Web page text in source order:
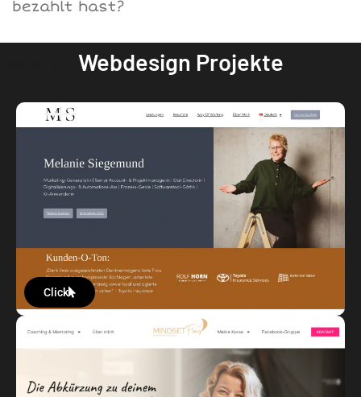
bezahlt hast?
Webdesign Agentur Augsburg
Webdesign Projekte
Click